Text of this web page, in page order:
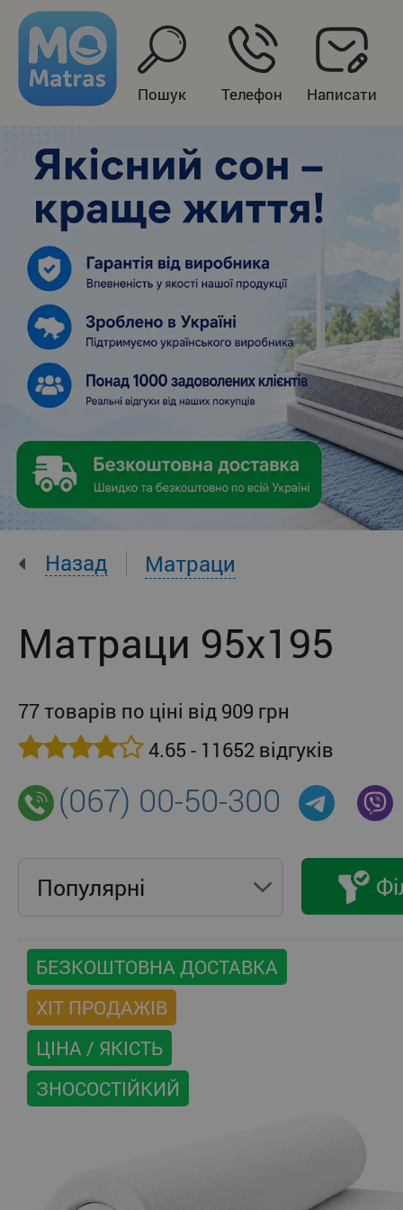
Пошук Телефон Написати
Назад Матраци
Матраци 95x195
77 товарів по ціні від 909 грн
4.65 - 11652 відгуків
(067) 00-50-300
Популярнi
БЕЗКОШТОВНА ДОСТАВКА
ХІТ ПРОДАЖІВ
ЦІНА / ЯКІСТЬ
ЗНОСОСТІЙКИЙ